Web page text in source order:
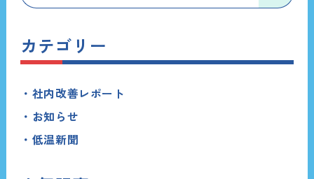
カテゴリー
社内改善レポート
お知らせ
低温新聞